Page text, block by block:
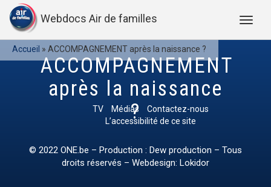
Webdocs Air de familles
Accueil » ACCOMPAGNEMENT après la naissance ?
ACCOMPAGNEMENT
après la naissance
?
TV Médias
Contactez-nous
L’accessibilité de ce site
© 2022 ONE.be – Production : Dew production – Tous
droits réservés – Webdesign: Lokidor